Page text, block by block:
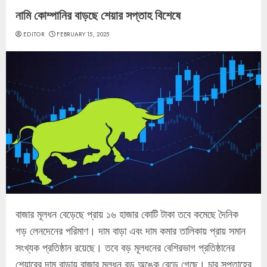
নামি কোম্পানির বাড়ছে শেয়ার সপ্তাহ বিশেষে
EDITOR FEBRUARY 15, 2025
বাজার মূলধন বেড়েছে প্রায় ১৬ হাজার কোটি টাকা তবে কমেছে দৈনিক
গড় লেনদেনের পরিমাণ। দাম বাড়া এবং দাম কমার তালিকায় প্রায় সমান
সংখ্যক প্রতিষ্ঠান রয়েছে। তবে বড় মূলধনের বেশিরভাগ প্রতিষ্ঠানের